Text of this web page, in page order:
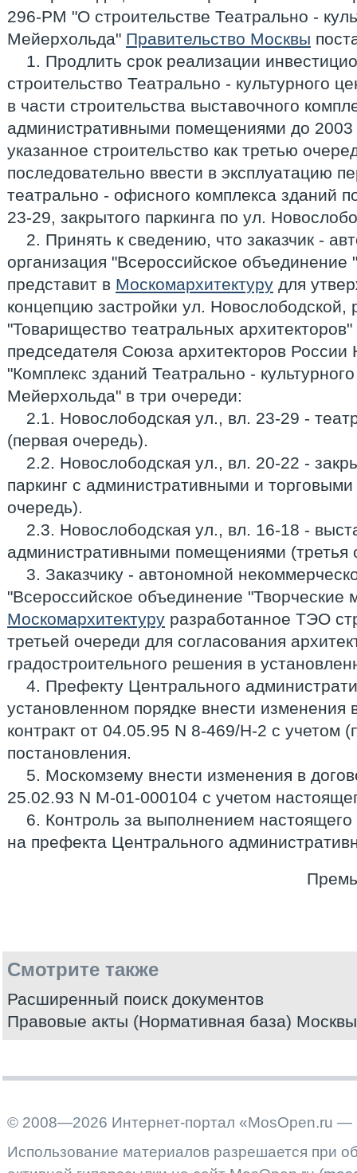
296-РМ "О строительстве Театрально -
Мейерхольда" Правительство Москвы
1. Продлить срок реализации
строительство Театрально - культурного
в части строительства выставочного
административными помещениями до 2003
указанное строительство как третью
последовательно ввести в эксплуатацию
театрально - офисного комплекса зданий
23-29, закрытого паркинга по ул.
2. Принять к сведению, что заказчик -
организация "Всероссийское объединение
представит в Москомархитектуру для
концепцию застройки ул.
"Товарищество театральных
председателя Союза архитекторов
"Комплекс зданий Театрально -
Мейерхольда" в три очереди:
2.1. Новослободская ул., вл. 23-29 -
(первая очередь).
2.2. Новослободская ул., вл. 20-22 -
паркинг с административными и
очередь).
2.3. Новослободская ул., вл. 16-18 -
административными помещениями (третья
3. Заказчику - автономной
"Всероссийское объединение "Творческие
Москомархитектуру разработанное ТЭО
третьей очереди для согласования
градостроительного решения в
4. Префекту Центрального
установленном порядке внести изменения
контракт от 04.05.95 N 8-469/Н-2 с учетом
постановления.
5. Москомзему внести изменения в
25.02.93 N М-01-000104 с учетом
6. Контроль за выполнением
на префекта Центрального
Смотрите также
Расширенный поиск документов
Правовые акты (Нормативная база) Москвы
© 2008—2026 Интернет-портал «MosOpen.ru —
Использование материалов разрешается при